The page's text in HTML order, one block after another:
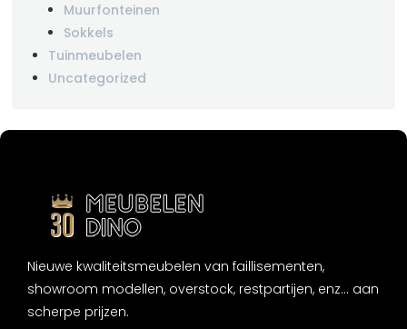
Muurfonteinen
Sokkels
Tuinmeubelen
Uncategorized
Nieuwe kwaliteitsmeubelen van faillisementen,
showroom modellen, overstock, restpartijen, enz... aan
scherpe prijzen.